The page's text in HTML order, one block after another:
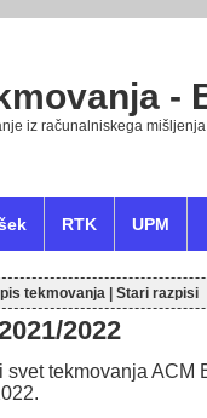
-
iz računalniskega mišljenja
RTK UPM
se tukaj
tekmovanja Stari razpisi
2022
svet tekmovanja